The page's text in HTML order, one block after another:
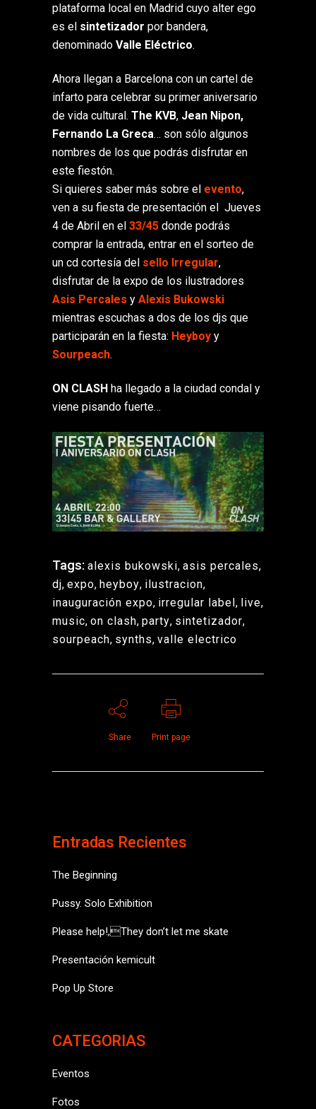
plataforma local en Madrid cuyo alter ego
es el sintetizador por bandera,
denominado Valle Eléctrico.
Ahora llegan a Barcelona con un cartel de
infarto para celebrar su primer aniversario
de vida cultural. The KVB, Jean Nipon,
Fernando La Greca… son sólo algunos
nombres de los que podrás disfrutar en
este fiestón.
Si quieres saber más sobre el evento,
ven a su fiesta de presentación el Jueves
4 de Abril en el 33/45 donde podrás
comprar la entrada, entrar en el sorteo de
un cd cortesía del sello Irregular,
disfrutar de la expo de los ilustradores
Asis Percales y Alexis Bukowski
mientras escuchas a dos de los djs que
participarán en la fiesta: Heyboy y
Sourpeach.
ON CLASH ha llegado a la ciudad condal y
viene pisando fuerte…
Tags: alexis bukowski, asis percales,
dj, expo, heyboy, ilustracion,
inauguración expo, irregular label, live,
music, on clash, party, sintetizador,
sourpeach, synths, valle electrico
Share Print page
Entradas Recientes
The Beginning
Pussy. Solo Exhibition
Please help!,They don’t let me skate
Presentación kemicult
Pop Up Store
CATEGORIAS
Eventos
Fotos